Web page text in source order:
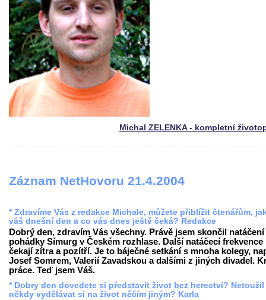
Michal ZELENKA - kompletní
Záznam NetHovoru 21.4.2004
* Zdravíme Vás z redakce Michale, můžete přiblížit čtenářům,
váš dnešní den a co vás dnes ještě čeká? Redakce
Dobrý den, zdravím Vás všechny. Právě jsem skončil natáčení
pohádky Símurg v Českém rozhlase. Další natáčecí frekvence
čekají zítra a pozítří. Je to báječné setkání s mnoha kolegy,
Josef Somrem, Valerií Zavadskou a dalšími z jiných divadel.
práce. Teď jsem Váš.
* Dobry den dovedete si představit život bez herectví?
někdy vydělávat si na život něčím jiným? Karla